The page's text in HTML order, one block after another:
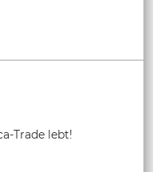
Trade lebt!